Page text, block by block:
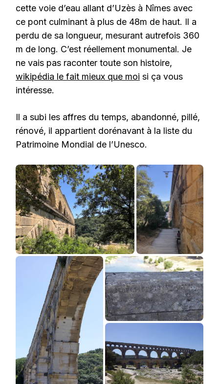
cette voie d’eau allant d’Uzès à Nîmes avec
ce pont culminant à plus de 48m de haut. Il a
perdu de sa longueur, mesurant autrefois 360
m de long. C’est réellement monumental. Je
ne vais pas raconter toute son histoire,
wikipédia le fait mieux que moi si ça vous
intéresse.
Il a subi les affres du temps, abandonné, pillé,
rénové, il appartient dorénavant à la liste du
Patrimoine Mondial de l’Unesco.